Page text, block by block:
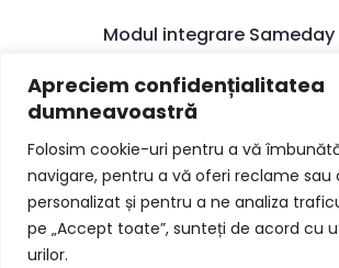
Apreciem confidențialitatea
dumneavoastră
Folosim cookie-uri pentru a vă
navigare, pentru a vă oferi reclame sau
personalizat și pentru a ne analiza
pe „Accept toate”, sunteți de acord cu
urilor.
Modul integrare Sameday